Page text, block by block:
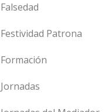
Falsedad
Festividad Patrona
Formación
Jornadas